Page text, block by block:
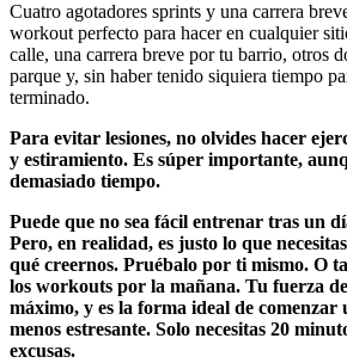
Cuatro agotadores sprints y una carrera
workout perfecto para hacer en cualquier
calle, una carrera breve por tu barrio, otros
parque y, sin haber tenido siquiera tiempo
terminado.
Para evitar lesiones, no olvides hacer
y estiramiento. Es súper importante,
demasiado tiempo.
Puede que no sea fácil entrenar tras un
Pero, en realidad, es justo lo que
qué creernos. Pruébalo por ti mismo. O
los workouts por la mañana. Tu fuerza
máximo, y es la forma ideal de comenzar
menos estresante. Solo necesitas 20
excusas.